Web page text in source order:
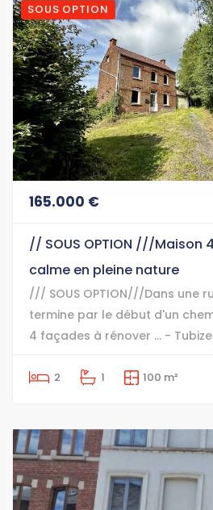
SOUS OPTION
165.000 €
// SOUS OPTION ///Maison
calme en pleine nature
/// SOUS OPTION///Dans une
termine par le début d'un
4 façades à rénover ... - Tubize
2 1 100 m²